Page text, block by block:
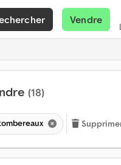
Vendre
(18)